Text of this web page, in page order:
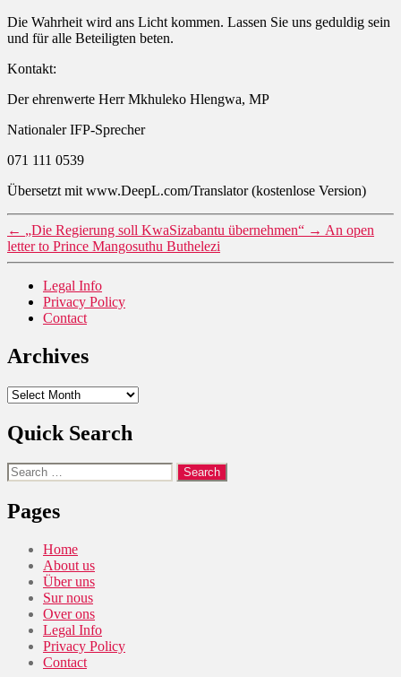
Die Wahrheit wird ans Licht kommen. Lassen Sie uns geduldig sein
und für alle Beteiligten beten.
Kontakt:
Der ehrenwerte Herr Mkhuleko Hlengwa, MP
Nationaler IFP-Sprecher
071 111 0539
Übersetzt mit www.DeepL.com/Translator (kostenlose Version)
← „Die Regierung soll KwaSizabantu übernehmen“ → An open
letter to Prince Mangosuthu Buthelezi
Legal Info
Privacy Policy
Contact
Archives
Archives
Quick Search
Search
for:
Pages
Home
About us
Über uns
Sur nous
Over ons
Legal Info
Privacy Policy
Contact